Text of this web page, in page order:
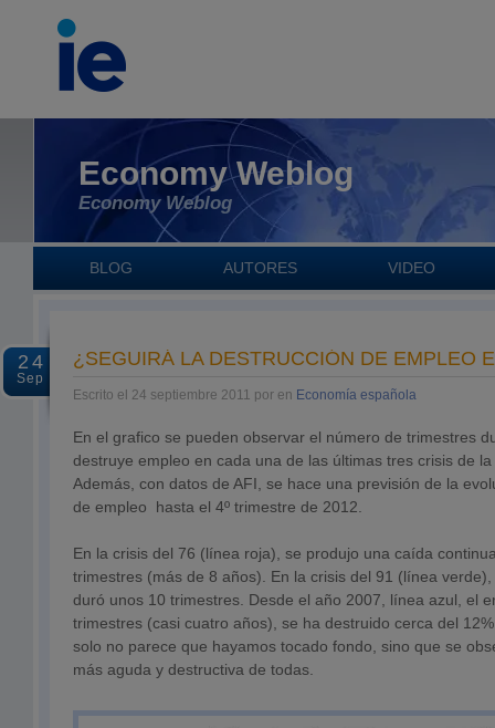
Economy Weblog
Economy Weblog
BLOG AUTORES VIDEO
24
Sep
¿SEGUIRÁ LA DESTRUCCIÓN DE EMPLEO
Escrito el 24 septiembre 2011 por en Economía española
En el grafico se pueden observar el número de trimestres
destruye empleo en cada una de las últimas tres crisis de
Además, con datos de AFI, se hace una previsión de la
de empleo hasta el 4º trimestre de 2012.
En la crisis del 76 (línea roja), se produjo una caída
trimestres (más de 8 años). En la crisis del 91 (línea
duró unos 10 trimestres. Desde el año 2007, línea azul, el
trimestres (casi cuatro años), se ha destruido cerca del
solo no parece que hayamos tocado fondo, sino que se
más aguda y destructiva de todas.